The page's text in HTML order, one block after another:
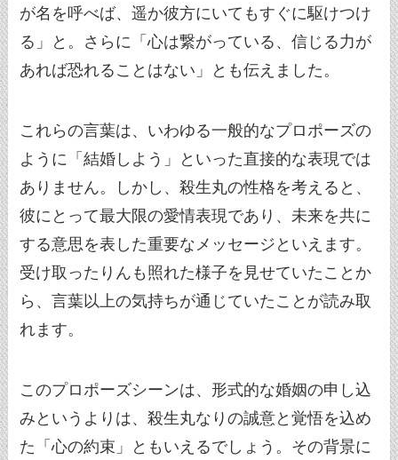
が名を呼べば、遥か彼方にいてもすぐに駆けつけ
る」と。さらに「心は繋がっている、信じる力が
あれば恐れることはない」とも伝えました。
これらの言葉は、いわゆる一般的なプロポーズの
ように「結婚しよう」といった直接的な表現では
ありません。しかし、殺生丸の性格を考えると、
彼にとって最大限の愛情表現であり、未来を共に
する意思を表した重要なメッセージといえます。
受け取ったりんも照れた様子を見せていたことか
ら、言葉以上の気持ちが通じていたことが読み取
れます。
このプロポーズシーンは、形式的な婚姻の申し込
みというよりは、殺生丸なりの誠意と覚悟を込め
た「心の約束」ともいえるでしょう。その背景に